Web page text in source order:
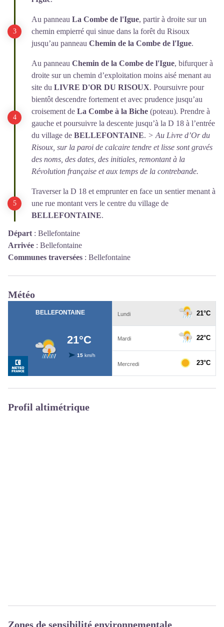
Au panneau La Combe de l'Igue, partir à droite sur un
chemin empierré qui sinue dans la forêt du Risoux
jusqu’au panneau Chemin de la Combe de l'Igue.
Au panneau Chemin de la Combe de l'Igue, bifurquer à
droite sur un chemin d’exploitation moins aisé menant au
site du LIVRE D'OR DU RISOUX. Poursuivre pour
bientôt descendre fortement et avec prudence jusqu’au
croisement de La Combe à la Biche (poteau). Prendre à
gauche et poursuivre la descente jusqu’à la D 18 à l’entrée
du village de BELLEFONTAINE. > Au Livre d’Or du
Risoux, sur la paroi de calcaire tendre et lisse sont gravés
des noms, des dates, des initiales, remontant à la
Révolution française et aux temps de la contrebande.
Traverser la D 18 et emprunter en face un sentier menant à
une rue montant vers le centre du village de
BELLEFONTAINE.
Départ : Bellefontaine
Arrivée : Bellefontaine
Communes traversées : Bellefontaine
Météo
Profil altimétrique
Zones de sensibilité environnementale